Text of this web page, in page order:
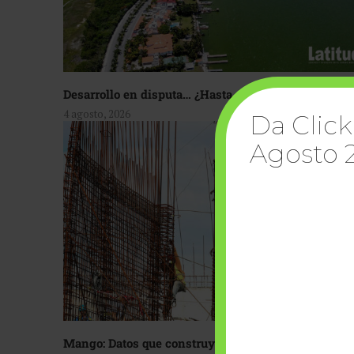
Desarrollo en disputa… ¿Hasta dónde crecer?
4 agosto, 2026
Mango: Datos que construyen confianza
Da
Agosto